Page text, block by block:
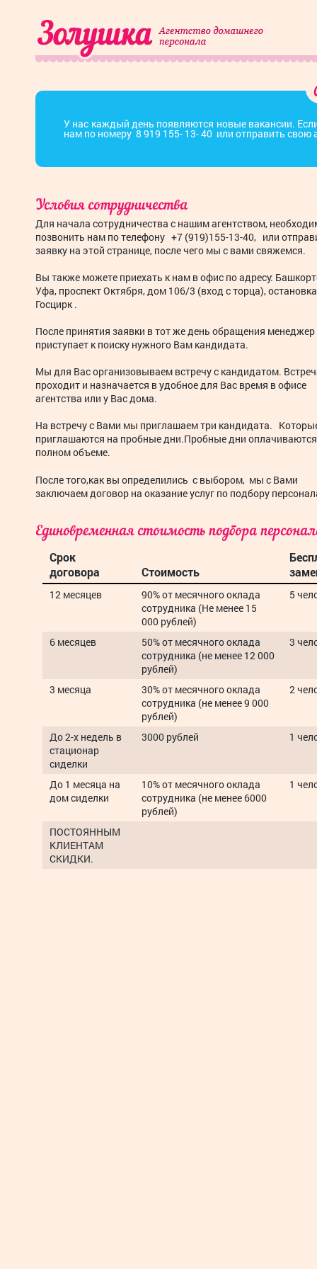
У нас каждый день появляются новые вакансии.
нам по номеру 8 919 155- 13- 40 или отправить свою
Условия сотрудничества
Для начала сотрудничества с нашим агентством,
позвонить нам по телефону +7 (919)155-13-40, или
заявку на этой странице, после чего мы с вами свяжемся.
Вы также можете приехать к нам в офис по адресу:
Уфа, проспект Октября, дом 106/3 (вход с торца), остановка
Госцирк .
После принятия заявки в тот же день обращения менеджер
приступает к поиску нужного Вам кандидата.
Мы для Вас организовываем встречу с кандидатом.
проходит и назначается в удобное для Вас время в офисе
агентства или у Вас дома.
На встречу с Вами мы приглашаем три кандидата.
приглашаются на пробные дни.Пробные дни
полном объеме.
После того,как вы определились с выбором, мы с Вами
заключаем договор на оказание услуг по подбору
Единовременная стоимость подбора
Срок
договора
Стоимость
12 месяцев
90% от месячного оклада
сотрудника (Не менее 15
000 рублей)
5
6 месяцев
50% от месячного оклада
сотрудника (не менее 12 000
рублей)
3
3 месяца
30% от месячного оклада
сотрудника (не менее 9 000
рублей)
2
До 2-х недель в
стационар
сиделки
3000 рублей 1
До 1 месяца на
дом сиделки
10% от месячного оклада
сотрудника (не менее 6000
рублей)
1
ПОСТОЯННЫМ
КЛИЕНТАМ
СКИДКИ.